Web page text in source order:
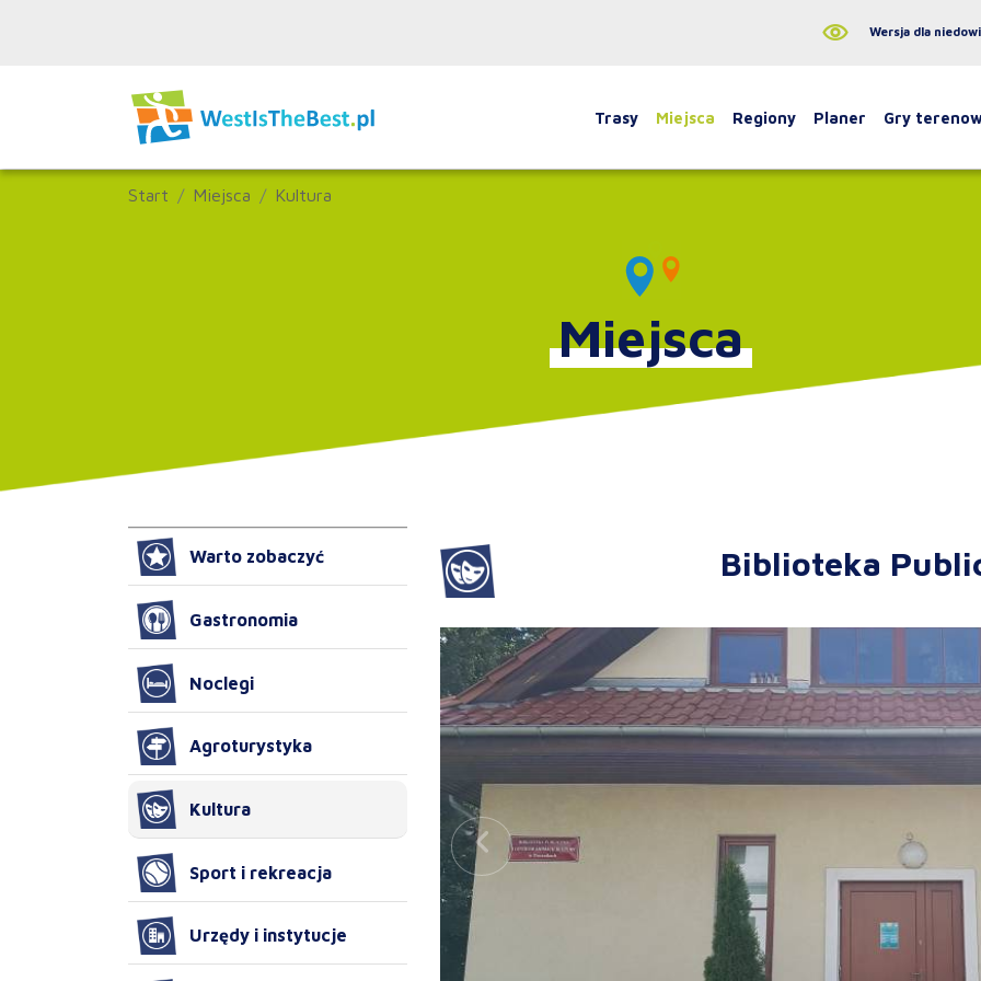
Wersja dla
Trasy Miejsca Regiony Planer Gry
Start Miejsca Kultura
Miejsca
Biblioteka
Warto zobaczyć
Gastronomia
Noclegi
Agroturystyka
Kultura
Sport i rekreacja
Urzędy i instytucje